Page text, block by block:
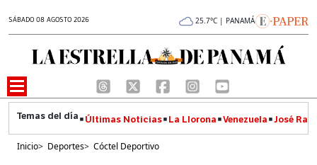
SÁBADO 08 AGOSTO 2026 25.7°C | PANAMÁ
Últimas Noticias La Llorona Venezuela José
Inicio> Deportes> Cóctel Deportivo